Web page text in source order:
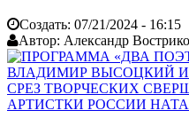
Создать: 07/21/2024 - 16:15
Автор: Александр